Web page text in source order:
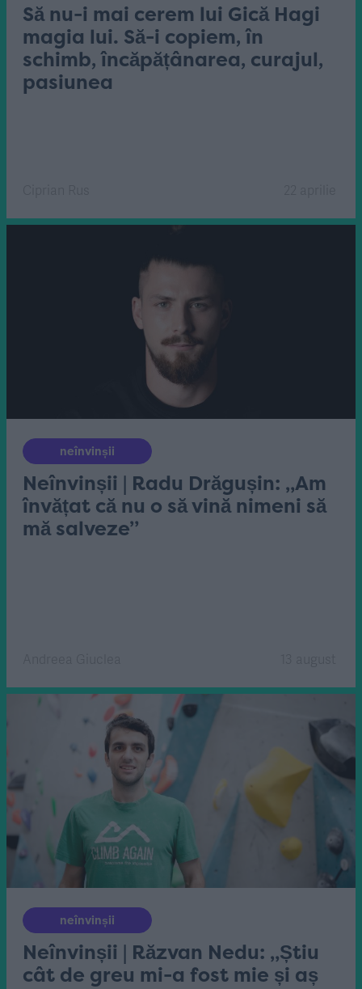
Să nu-i mai cerem lui Gică Hagi
magia lui. Să-i copiem, în
schimb, încăpățânarea, curajul,
pasiunea
neînvinșii
Neînvinșii | Radu Drăgușin: „Am
învățat că nu o să vină nimeni să
mă salveze”
neînvinșii
Neînvinșii | Răzvan Nedu: „Știu
cât de greu mi-a fost mie și aș